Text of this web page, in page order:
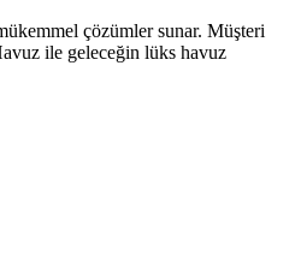
çözümler sunar. Müşteri
ile geleceğin lüks havuz